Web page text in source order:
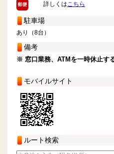
詳しくはこちら
駐車場
あり（8台）
備考
※ 窓口業務、ATMを一時休止す
モバイルサイト
ルート検索